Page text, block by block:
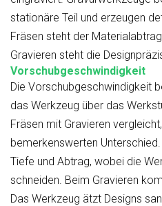
stationäre Teil und erzeugen
Fräsen steht der
Gravieren steht die
Vorschubgeschwindigkeit
Die Vorschubgeschwindigkeit
das Werkzeug über das
Fräsen mit Gravieren
bemerkenswerten
Tiefe und Abtrag, wobei die
schneiden. Beim Gravieren
Das Werkzeug ätzt Designs